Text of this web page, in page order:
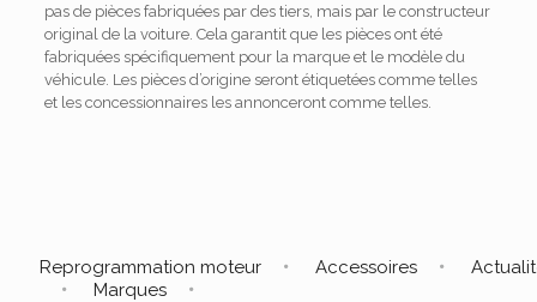
pas de pièces fabriquées par des tiers, mais par le constructeur
original de la voiture. Cela garantit que les pièces ont été
fabriquées spécifiquement pour la marque et le modèle du
véhicule. Les pièces d’origine seront étiquetées comme telles
et les concessionnaires les annonceront comme telles.
Reprogrammation moteur Accessoires
Marques